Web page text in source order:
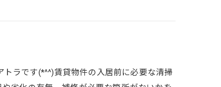
ラです(*^^)賃貸物件の入居前に必要な清掃